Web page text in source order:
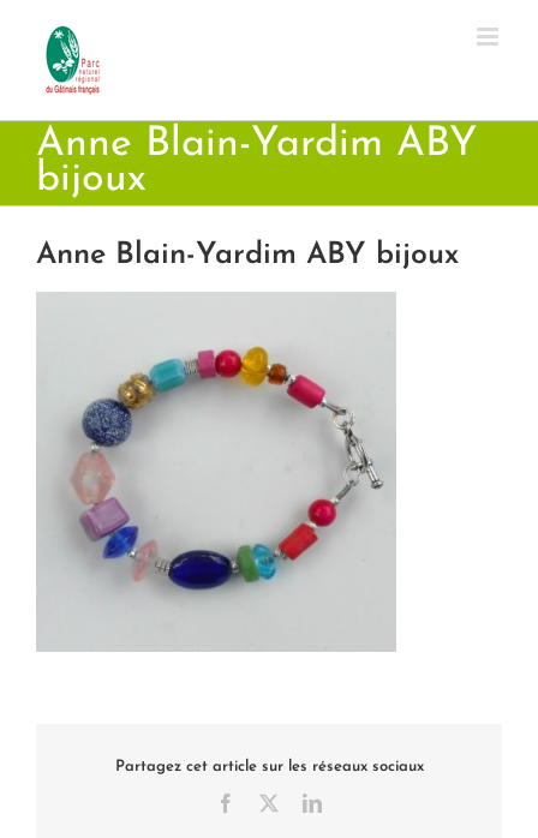
contenu
Anne Blain-Yardim ABY
bijoux
Anne Blain-Yardim ABY bijoux
Partagez cet article sur les réseaux sociaux
Facebook LinkedIn